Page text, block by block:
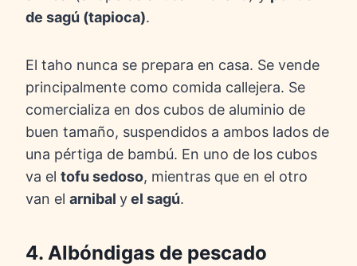
de sagú (tapioca).
El taho nunca se prepara en casa. Se vende
principalmente como comida callejera. Se
comercializa en dos cubos de aluminio de
buen tamaño, suspendidos a ambos lados de
una pértiga de bambú. En uno de los cubos
va el tofu sedoso, mientras que en el otro
van el arnibal yel sagú.
4. Albóndigas de pescado